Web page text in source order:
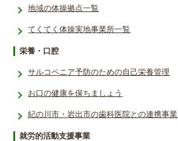
地域の体操拠点一覧
てくてく体操実地事業所一覧
栄養・口腔
サルコペニア予防のための自己栄養管理
お口の健康を保ちましょう
紀の川市・岩出市の歯科医院との連携事業
就労的活動支援事業